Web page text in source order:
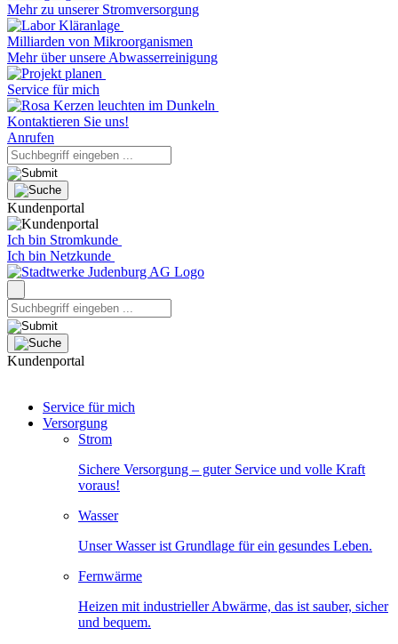
Mehr zu unserer Stromversorgung
Milliarden von Mikroorganismen
Mehr über unsere Abwasserreinigung
Service für mich
Kontaktieren Sie uns!
Anrufen
Kundenportal
Ich bin Stromkunde
Ich bin Netzkunde
Kundenportal
Service für mich
Versorgung
Strom
Sichere Versorgung – guter Service und volle Kraft
voraus!
Wasser
Unser Wasser ist Grundlage für ein gesundes Leben.
Fernwärme
Heizen mit industrieller Abwärme, das ist sauber, sicher
und bequem.